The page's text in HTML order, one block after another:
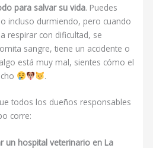
para salvar su vida. Puedes
incluso durmiendo, pero cuando
respirar con dificultad, se
sangre, tiene un accidente o
está muy mal, sientes cómo el
.
todos los dueños responsables
corre:
un hospital veterinario en La